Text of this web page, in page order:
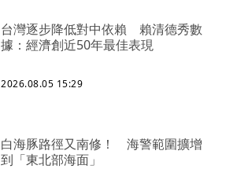
台灣逐步降低對中依賴 賴清德秀數
據：經濟創近50年最佳表現
2026.08.05 15:29
白海豚路徑又南修！ 海警範圍擴增
到「東北部海面」